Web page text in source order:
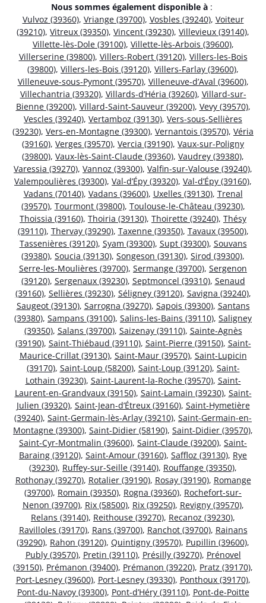
Nous sommes également disponible à :
Vulvoz (39360), Vriange (39700), Vosbles (39240), Voiteur
(39210), Vitreux (39350), Vincent (39230), Villevieux (39140),
Villette-lès-Dole (39100), Villette-lès-Arbois (39600),
Villerserine (39800), Villers-Robert (39120), Villers-les-Bois
(39800), Villers-les-Bois (39120), Villers-Farlay (39600),
Villeneuve-sous-Pymont (39570), Villeneuve-d’Aval (39600),
Villechantria (39320), Villards-d’Héria (39260), Villard-sur-
Bienne (39200), Villard-Saint-Sauveur (39200), Vevy (39570),
Vescles (39240), Vertamboz (39130), Vers-sous-Sellières
(39230), Vers-en-Montagne (39300), Vernantois (39570), Véria
(39160), Verges (39570), Vercia (39190), Vaux-sur-Poligny
(39800), Vaux-lès-Saint-Claude (39360), Vaudrey (39380),
Varessia (39270), Vannoz (39300), Valfin-sur-Valouse (39240),
Valempoulières (39300), Val-d’Épy (39320), Val-d’Épy (39160),
Vadans (70140), Vadans (39600), Uxelles (39130), Trenal
(39570), Tourmont (39800), Toulouse-le-Château (39230),
Thoissia (39160), Thoiria (39130), Thoirette (39240), Thésy
(39110), Thervay (39290), Taxenne (39350), Tavaux (39500),
Tassenières (39120), Syam (39300), Supt (39300), Souvans
(39380), Soucia (39130), Songeson (39130), Sirod (39300),
Serre-les-Moulières (39700), Sermange (39700), Sergenon
(39120), Sergenaux (39230), Septmoncel (39310), Senaud
(39160), Sellières (39230), Séligney (39120), Savigna (39240),
Saugeot (39130), Sarrogna (39270), Sapois (39300), Santans
(39380), Sampans (39100), Salins-les-Bains (39110), Saligney
(39350), Salans (39700), Saizenay (39110), Sainte-Agnès
(39190), Saint-Thiébaud (39110), Saint-Pierre (39150), Saint-
Maurice-Crillat (39130), Saint-Maur (39570), Saint-Lupicin
(39170), Saint-Loup (58200), Saint-Loup (39120), Saint-
Lothain (39230), Saint-Laurent-la-Roche (39570), Saint-
Laurent-en-Grandvaux (39150), Saint-Lamain (39230), Saint-
Julien (39320), Saint-Jean-d’Étreux (39160), Saint-Hymetière
(39240), Saint-Germain-lès-Arlay (39210), Saint-Germain-en-
Montagne (39300), Saint-Didier (58190), Saint-Didier (39570),
Saint-Cyr-Montmalin (39600), Saint-Claude (39200), Saint-
Baraing (39120), Saint-Amour (39160), Saffloz (39130), Rye
(39230), Ruffey-sur-Seille (39140), Rouffange (39350),
Rothonay (39270), Rotalier (39190), Rosay (39190), Romange
(39700), Romain (39350), Rogna (39360), Rochefort-sur-
Nenon (39700), Rix (58500), Rix (39250), Revigny (39570),
Relans (39140), Reithouse (39270), Recanoz (39230),
Ravilloles (39170), Rans (39700), Ranchot (39700), Rainans
(39290), Rahon (39120), Quintigny (39570), Pupillin (39600),
Publy (39570), Pretin (39110), Présilly (39270), Prénovel
(39150), Prémanon (39400), Prémanon (39220), Pratz (39170),
Port-Lesney (39600), Port-Lesney (39330), Ponthoux (39170),
Pont-du-Navoy (39300), Pont-d’Héry (39110), Pont-de-Poitte